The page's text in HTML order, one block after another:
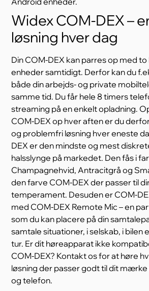
Widex COM-DEX –
løsning hver dag
Din COM-DEX kan parres op med
enheder samtidigt. Derfor kan du
både din arbejds- og private
samme tid. Du får hele 8 timers
streaming på en enkelt opladning.
COM-DEX op hver aften er du
og problemfri løsning hver eneste
DEX er den mindste og mest
halsslynge på markedet. Den fås i
Champagnehvid, Antracitgrå og
den farve COM-DEX der passer til
temperament. Desuden er COM-
med COM-DEX Remote Mic – en
som du kan placere på din
samtale situationer, i selskab, i bilen
tur. Er dit høreapparat ikke
COM-DEX? Kontakt os for at høre
løsning der passer godt til dit
og telefon.